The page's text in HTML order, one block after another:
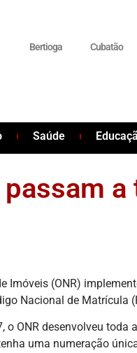
Bertioga Cubatão
Saúde
a
Imóveis (ONR)
Nacional de Matrícula
ONR desenvolveu toda
uma numeração